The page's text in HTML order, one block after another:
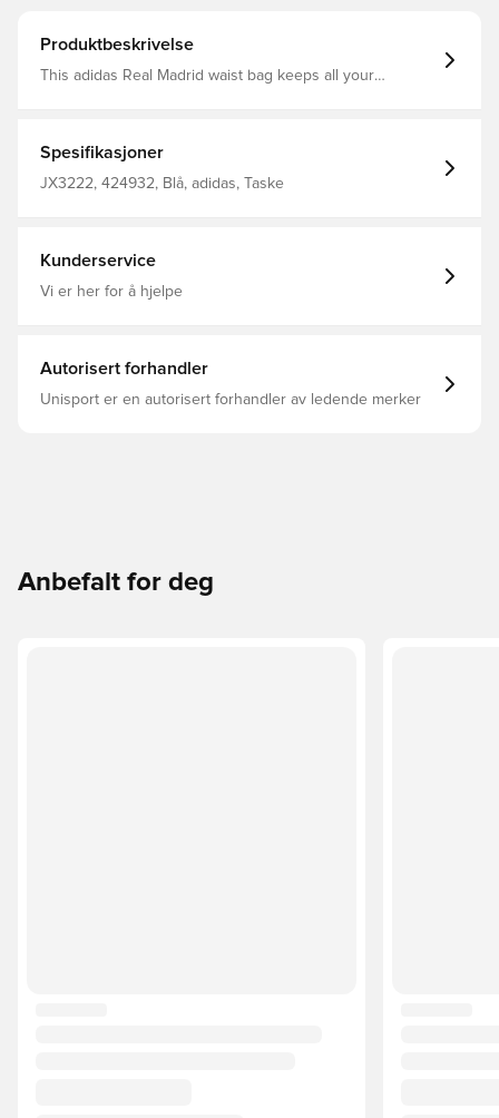
Produktbeskrivelse
This adidas Real Madrid waist bag keeps all your
comfortable fit and the zip closure keeps everything
secure, so you can focus on the football action.
Dimensions: 8.5 cm x 32 cm x 15 cm Volume: 2.7 L Main
crest
Spesifikasjoner
JX3222, 424932, Blå, adidas, Taske
Kunderservice
Vi er her for å hjelpe
Autorisert forhandler
Unisport er en autorisert forhandler av ledende merker
Anbefalt for deg